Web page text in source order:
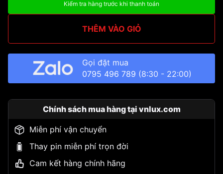
Kiểm tra hàng trước khi thanh toán
THÊM VÀO GIỎ
Gọi đặt mua
0795 496 789 (8:30 - 22:00)
Chính sách mua hàng tại vnlux.com
Miễn phí vận chuyển
Thay pin miễn phí trọn đời
Cam kết hàng chính hãng